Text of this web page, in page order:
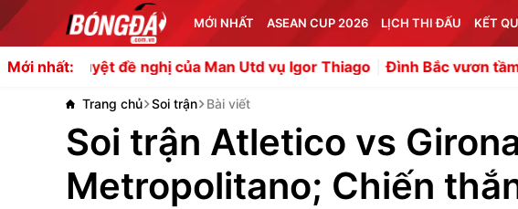
MỚI NHẤT ASEAN CUP 2026 LỊCH THI ĐẤU KẾT
Mới nhất:
đề nghị của Man Utd vụ Igor Thiago Đình Bắc vươn tầm châu Á và
Trang chủ Soi trận Bài viết
Soi trận Atletico vs
Metropolitano; Chiến